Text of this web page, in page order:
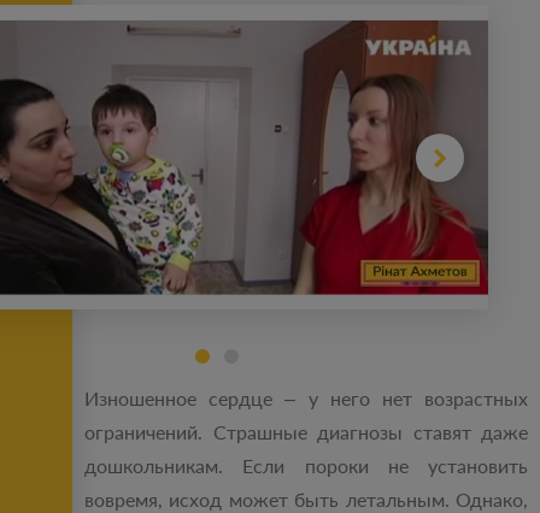
Изношенное сердце – у него нет возрастных
ограничений. Страшные диагнозы ставят даже
дошкольникам. Если пороки не установить
вовремя, исход может быть летальным. Однако,